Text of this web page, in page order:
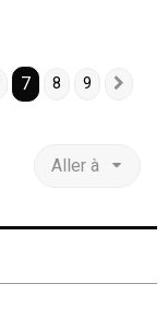
7 8 9
Aller à